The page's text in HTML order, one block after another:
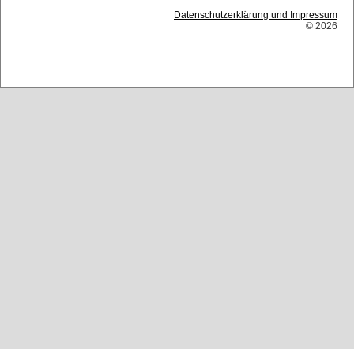
Datenschutzerklärung und Impressum
© 2026